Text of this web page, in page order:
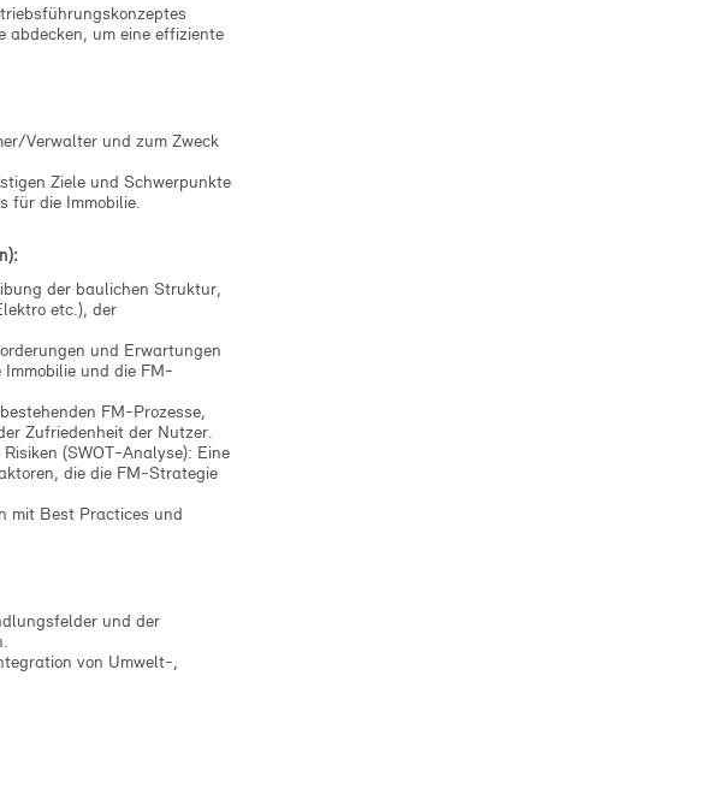
abdecken, um eine effiziente
Verwalter und zum Zweck
Ziele und Schwerpunkte
für die Immobilie.
der baulichen Struktur,
etc.), der
und Erwartungen
und die FM-
FM-Prozesse,
Zufriedenheit der Nutzer.
(SWOT-Analyse): Eine
die die FM-Strategie
mit Best Practices und
und der
von Umwelt-,